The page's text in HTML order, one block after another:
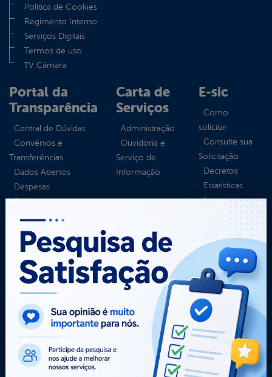
Política de Cookies
Regimento Interno
Serviços Digitais
Termos de uso
TV Câmara
Portal da
Transparência
Central de Dúvidas
Convênios e
Transferências
Dados Abertos
Despesas
Diárias
Organizacional
Inicio
LGPD e Governo
Digital
Contratos
Obras Públicas
Planejamento e
Prestação de Contas
Receitas
Carta de
Serviços
Administração
Ouvidoria e
Serviço de
Informação
E-sic
Como
solicitar
Consulte sua
Solicitação
Decretos
Estatísticas
Formulários
Prazos e
autoridades
Sic Físico
Solicitar
Recurso
Solicitar um
pedido